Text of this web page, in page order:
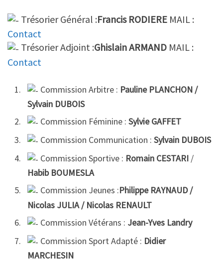
Trésorier Général :Francis RODIERE MAIL :
Contact
Trésorier Adjoint :Ghislain ARMAND MAIL :
Contact
Commission Arbitre : Pauline PLANCHON /
Sylvain DUBOIS
Commission Féminine : Sylvie GAFFET
Commission Communication : Sylvain DUBOIS
Commission Sportive : Romain CESTARI /
Habib BOUMESLA
Commission Jeunes :Philippe RAYNAUD /
Nicolas JULIA / Nicolas RENAULT
Commission Vétérans : Jean-Yves Landry
Commission Sport Adapté : Didier
MARCHESIN